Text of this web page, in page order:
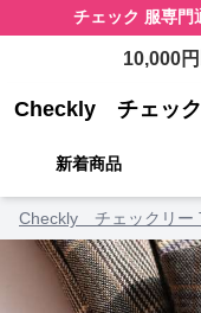
チェック 服専門
10,000
Checkly チェッ
新着商品
Checkly チェックリー